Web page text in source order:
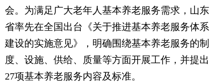
会。为满足广大老年人基本养老服务需求，山东
省率先在全国出台《关于推进基本养老服务体系
建设的实施意见》，明确围绕基本养老服务的制
度、设施、供给、质量等方面开展工作，并提出
27项基本养老服务内容及标准。